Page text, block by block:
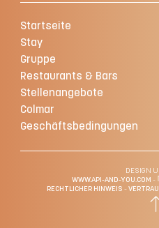
Startseite
Stay
Gruppe
Restaurants & Bars
Stellenangebote
Colmar
Geschäftsbedingungen
DESIGN
WWW.API-AND-YOU.COM -
RECHTLICHER HINWEIS -